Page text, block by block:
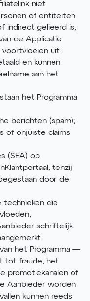
niet
of entiteiten
indirect gelieerd is,
de Applicatie
voortvloeien uit
en kunnen
aan het
het Programma
berichten (spam);
of onjuiste claims
(SEA) op
tenzij
door de
technieken die
schriftelijk
het Programma —
tot fraude, het
promotiekanalen of
Aanbieder worden
kunnen reeds